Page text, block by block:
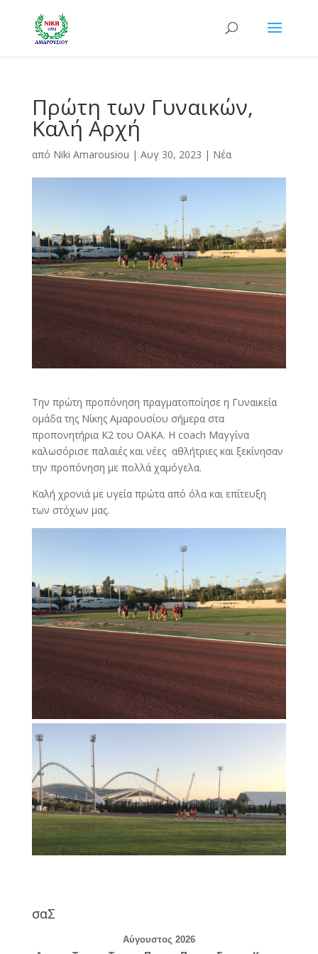
Πρώτη των Γυναικών,
Καλή Αρχή
από Niki Amarousiou | Αυγ 30, 2023 | Νέα
Την πρώτη προπόνηση πραγματοποίησε η Γυναικεία
ομάδα της Νίκης Αμαρουσίου σήμερα στα
προπονητήρια Κ2 του ΟΑΚΑ. Η coach Μαγγίνα
καλωσόρισε παλαιές και νέες αθλήτριες και ξεκίνησαν
την προπόνηση με πολλά χαμόγελα.
Καλή χρονιά με υγεία πρώτα από όλα και επίτευξη
των στόχων μας.
σαΣ
Αύγουστος 2026